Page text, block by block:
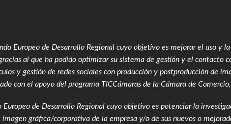
Europeo de Desarrollo Regional cuyo objetivo es mejorar el uso y
al que ha podido optimizar su sistema de gestión y el contacto
y gestión de redes sociales con producción y postproducción de
con el apoyo del programa TICCámaras de la Cámara de
Europeo de Desarrollo Regional cuyo objetivo es potenciar la
gráfica/corporativa de la empresa y/o de sus nuevos o